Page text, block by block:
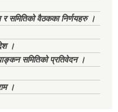
समितिको वैठकका निर्णयहरु ।
।
समितिको प्रतिवेदन ।
।